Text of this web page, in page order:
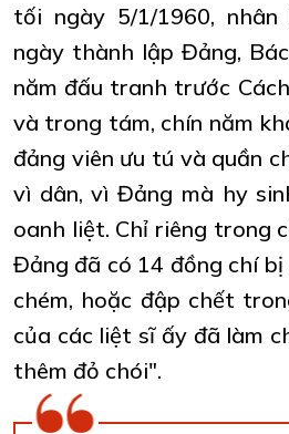
tối ngày 5/1/1960,
ngày thành lập Đảng,
năm đấu tranh trước
và trong tám, chín năm
đảng viên ưu tú và quần
vì dân, vì Đảng mà hy
oanh liệt. Chỉ riêng trong
Đảng đã có 14 đồng chí
chém, hoặc đập chết
của các liệt sĩ ấy đã làm
thêm đỏ chói".